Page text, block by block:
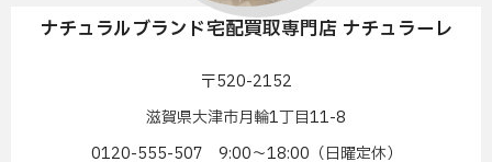
ナチュラルブランド宅配買取専門店 ナチュラーレ
〒520-2152
滋賀県大津市月輪1丁目11-8
0120-555-507 9:00〜18:00（日曜定休）